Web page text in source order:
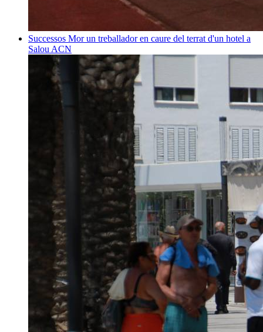
Successos Mor un treballador en caure del terrat d'un hotel a
Salou ACN